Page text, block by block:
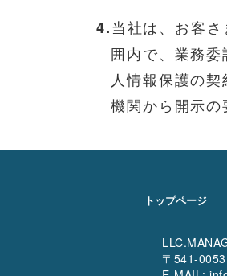
4.当社は、お客
囲内で、業務
人情報保護の
機関から開示の
トップページ
〒541-